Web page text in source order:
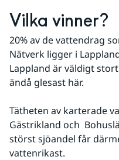
Vilka vinner?
20% av de vattendrag
Nätverk ligger i
Lappland är väldigt
ändå glesast här.
Tätheten av karterade
Gästrikland och
störst sjöandel får
vattenrikast.